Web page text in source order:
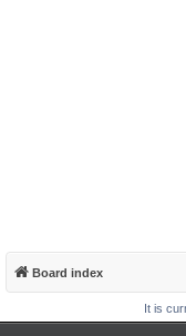
Board index
It is